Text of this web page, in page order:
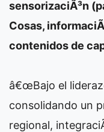
sensorizaciÃ³n
Cosas,
contenidos de
â€œBajo el
consolidando un
regional,